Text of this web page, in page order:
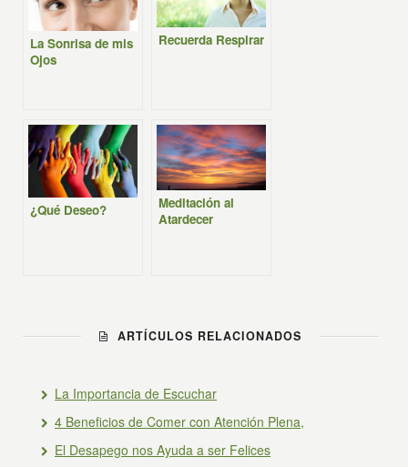
La Sonrisa de mis
Ojos
Recuerda Respirar
¿Qué Deseo?
Meditación al
Atardecer
ARTÍCULOS RELACIONADOS
La Importancia de Escuchar
4 Beneficios de Comer con Atención Plena,
El Desapego nos Ayuda a ser Felices